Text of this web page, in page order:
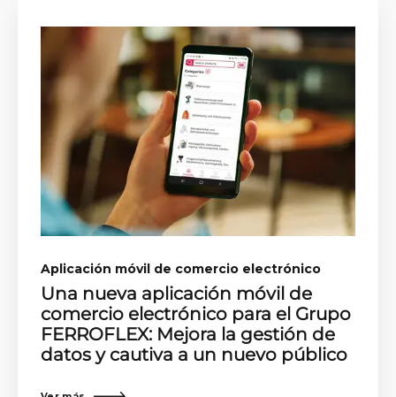
Aplicación móvil de comercio electrónico
Una nueva aplicación móvil de
comercio electrónico para el Grupo
FERROFLEX: Mejora la gestión de
datos y cautiva a un nuevo público